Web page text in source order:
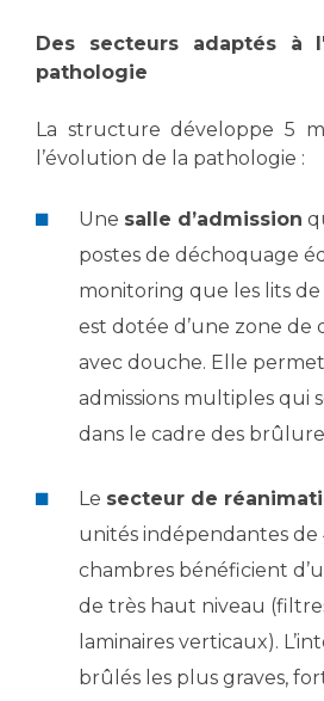
Cancer
Médecine nucléaire
Maladies rares
Maternité Hôpital Nord
Vos représentants
La Commission Des Usagers
Les Comités Locaux des
Le projet des usagers
Qualité
Les pôles d'activité médicale
Anatomie et Cytologie
Centres de référence Maladies
Plateforme d'Expertise Maladies
Presse / Multimédia
Communiqués de presse
Dossiers de presse
Médiathèque
Fournisseurs
Rôles et missions
Liste des marchés conclus
Documents utiles
Des secteurs adaptés à
pathologie
La structure développe 5
l’évolution de la pathologie :
Une salle d’admission
postes de déchoquage
monitoring que les lits
est dotée d’une zone de
avec douche. Elle
admissions multiples qui
dans le cadre des
Le secteur de
unités indépendantes de
chambres bénéficient
de très haut niveau
laminaires verticaux).
brûlés les plus graves,